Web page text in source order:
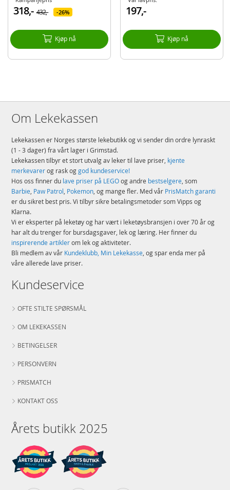
318,- 432,- 26%
Kjøp nå
197,-
Kjøp nå
Om Lekekassen
Lekekassen er Norges største lekebutikk og vi sender din ordre lynraskt
(1 - 3 dager) fra vårt lager i Grimstad.
Lekekassen tilbyr et stort utvalg av leker til lave priser, kjente
merkevarerog rask oggod kundeservice!
Hos oss finner du lave priser på LEGOog andre bestselgere, som
Barbie, Paw Patrol, Pokemon, og mange fler. Med vår PrisMatch garanti
er du sikret best pris. Vi tilbyr sikre betalingsmetoder som Vipps og
Klarna.
Vi er eksperter på leketøy og har vært i leketøysbransjen i over 70 år og
har alt du trenger for bursdagsgaver, lek og læring. Her finner du
inspirerende artiklerom lek og aktiviteter.
Bli medlem av vår Kundeklubb, Min Lekekasse, og spar enda mer på
våre allerede lave priser.
Kundeservice
OFTE STILTE SPØRSMÅL
OM LEKEKASSEN
BETINGELSER
PERSONVERN
PRISMATCH
KONTAKT OSS
Årets butikk 2025